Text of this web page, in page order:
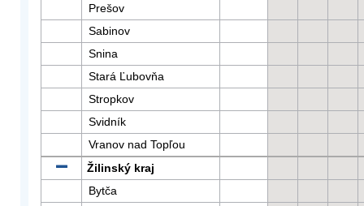
Prešov
Sabinov
Snina
Stará Ľubovňa
Stropkov
Svidník
Vranov nad Topľou
Žilinský kraj
Bytča